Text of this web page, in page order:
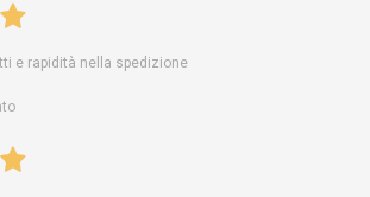
e rapidità nella spedizione